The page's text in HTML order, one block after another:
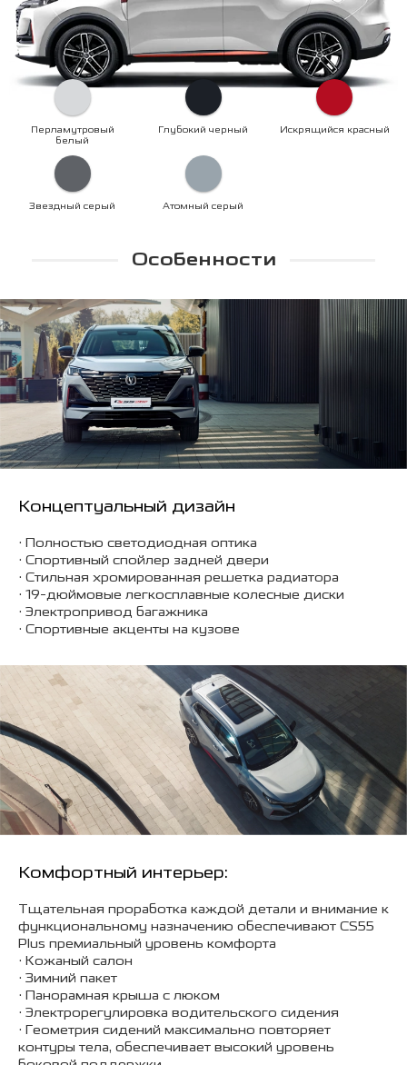
Перламутровый
белый
Глубокий черный Искрящийся красный
Звездный серый Атомный серый
Особенности
Концептуальный дизайн
• Полностью светодиодная оптика
• Спортивный спойлер задней двери
• Стильная хромированная решетка радиатора
• 19-дюймовые легкосплавные колесные диски
• Электропривод багажника
• Спортивные акценты на кузове
Комфортный интерьер:
Тщательная проработка каждой детали и внимание к
функциональному назначению обеспечивают CS55
Plus премиальный уровень комфорта
• Кожаный салон
• Зимний пакет
• Панорамная крыша с люком
• Электрорегулировка водительского сидения
• Геометрия сидений максимально повторяет
контуры тела, обеспечивает высокий уровень